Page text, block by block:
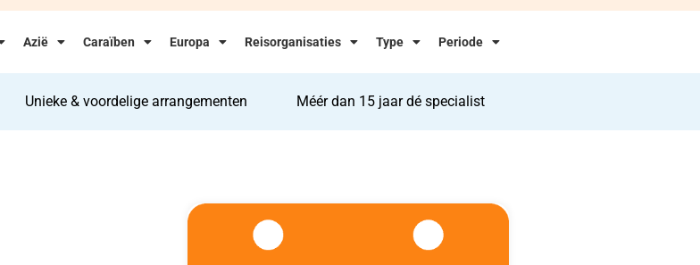
Azië Caraïben Europa Reisorganisaties Type Periode
Unieke & voordelige arrangementen Méér dan 15 jaar dé specialist